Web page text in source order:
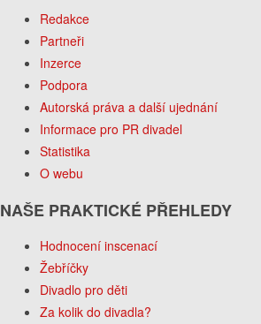
Redakce
Partneři
Inzerce
Podpora
Autorská práva a další ujednání
Informace pro PR divadel
Statistika
O webu
NAŠE PRAKTICKÉ PŘEHLEDY
Hodnocení inscenací
Žebříčky
Divadlo pro děti
Za kolik do divadla?